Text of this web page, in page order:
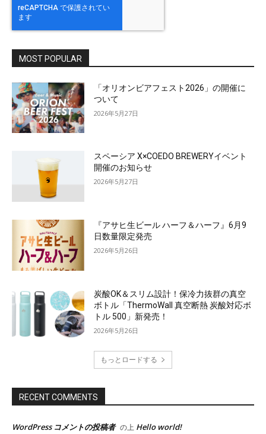
MOST POPULAR
「オリオンビアフェスト2026」の開催に
ついて
2026年5月27日
スペーシア X×COEDO BREWERYイベント
開催のお知らせ
2026年5月27日
『アサヒ生ビール ハーフ＆ハーフ』6月9
日数量限定発売
2026年5月26日
炭酸OK＆スリム設計！保冷力抜群の真空
ボトル「ThermoWall 真空断熱 炭酸対応ボ
トル 500」新発売！
2026年5月26日
もっとロードする
RECENT COMMENTS
WordPress コメントの投稿者 の上 Hello world!